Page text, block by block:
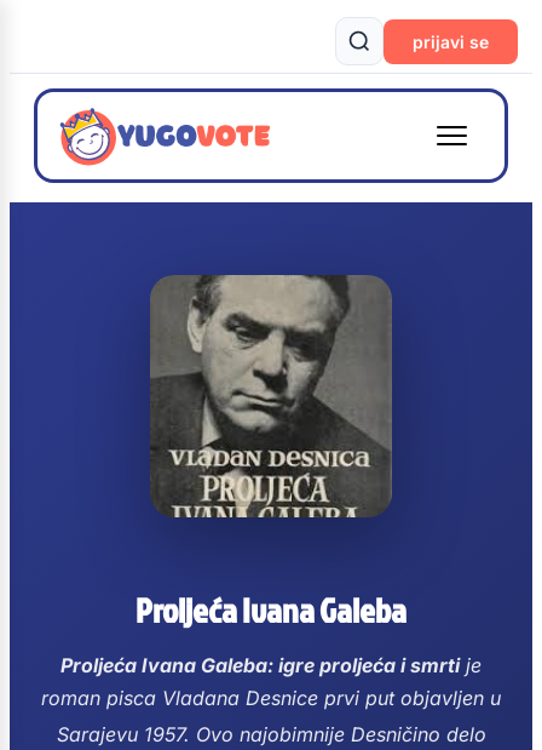
prijavi se
Proljeća Ivana Galeba
Proljeća Ivana Galeba: igre proljeća i smrtije
roman pisca Vladana Desnice prvi put objavljen u
Sarajevu 1957. Ovo najobimnije Desničino delo